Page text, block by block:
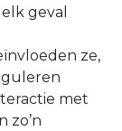
geval
ze,
met
zo’n